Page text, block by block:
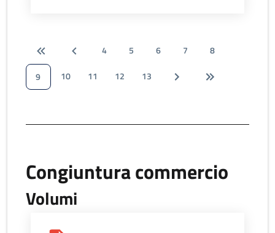
4 5 6 7
8
9
10 11 12 13
Congiuntura commercio
Volumi